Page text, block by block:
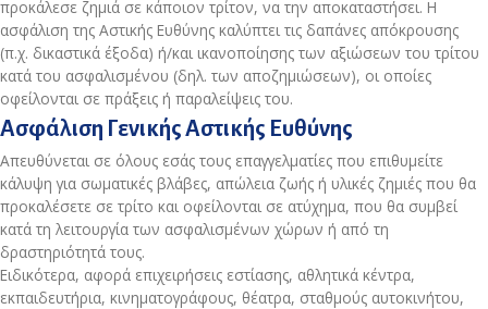
προκάλεσε ζημιά σε κάποιον τρίτον, να την αποκαταστήσει. Η
ασφάλιση της Αστικής Ευθύνης καλύπτει τις δαπάνες απόκρουσης
(π.χ. δικαστικά έξοδα) ή/και ικανοποίησης των αξιώσεων του τρίτου
κατά του ασφαλισμένου (δηλ. των αποζημιώσεων), οι οποίες
οφείλονται σε πράξεις ή παραλείψεις του.
Ασφάλιση Γενικής Αστικής Ευθύνης
Απευθύνεται σε όλους εσάς τους επαγγελματίες που επιθυμείτε
κάλυψη για σωματικές βλάβες, απώλεια ζωής ή υλικές ζημιές που θα
προκαλέσετε σε τρίτο και οφείλονται σε ατύχημα, που θα συμβεί
κατά τη λειτουργία των ασφαλισμένων χώρων ή από τη
δραστηριότητά τους.
Ειδικότερα, αφορά επιχειρήσεις εστίασης, αθλητικά κέντρα,
εκπαιδευτήρια, κινηματογράφους, θέατρα, σταθμούς αυτοκινήτου,